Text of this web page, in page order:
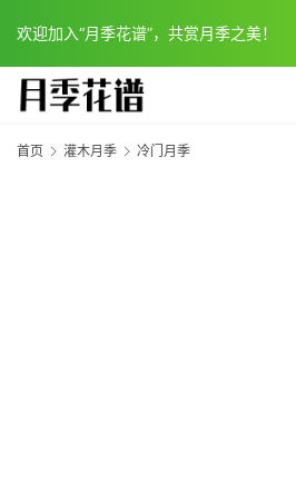
欢迎加入“月季花谱”，共赏月季之美！
首页 灌木月季 冷门月季